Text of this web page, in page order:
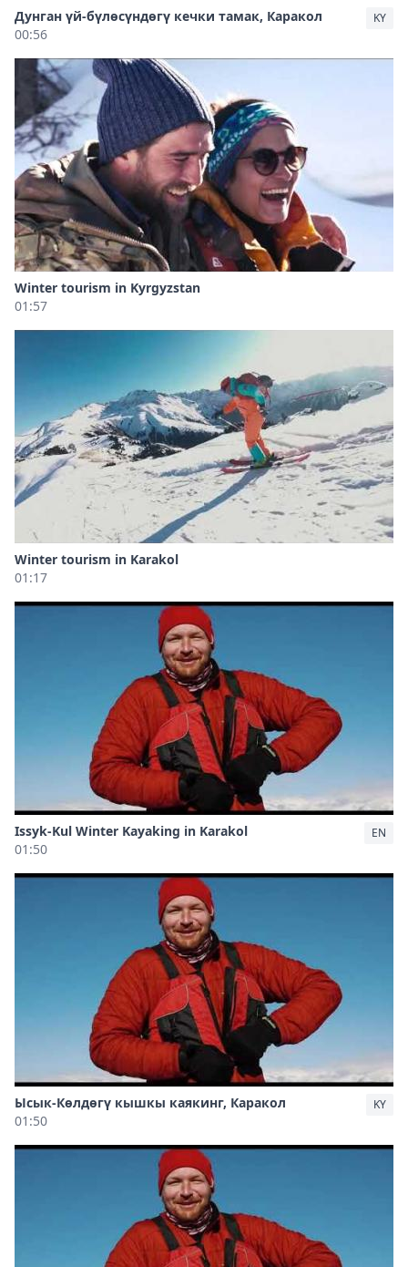
Дунган үй-бүлөсүндөгү кечки тамак, Каракол
00:56
KY
Winter tourism in Kyrgyzstan
01:57
Winter tourism in Karakol
01:17
Issyk-Kul Winter Kayaking in Karakol
01:50
EN
Ысык-Көлдөгү кышкы каякинг, Каракол
01:50
KY